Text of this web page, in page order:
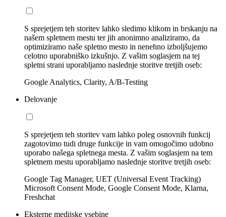
S sprejetjem teh storitev lahko sledimo klikom in brskanju na
našem spletnem mestu ter jih anonimno analiziramo, da
optimiziramo naše spletno mesto in nenehno izboljšujemo
celotno uporabniško izkušnjo. Z vašim soglasjem na tej
spletni strani uporabljamo naslednje storitve tretjih oseb:
Google Analytics, Clarity, A/B-Testing
Delovanje
S sprejetjem teh storitev vam lahko poleg osnovnih funkcij
zagotovimo tudi druge funkcije in vam omogočimo udobno
uporabo našega spletnega mesta. Z vašim soglasjem na tem
spletnem mestu uporabljamo naslednje storitve tretjih oseb:
Google Tag Manager, UET (Universal Event Tracking)
Microsoft Consent Mode, Google Consent Mode, Klarna,
Freshchat
Eksterne medijske vsebine